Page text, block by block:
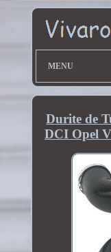
MENU
Durite de
DCI Opel